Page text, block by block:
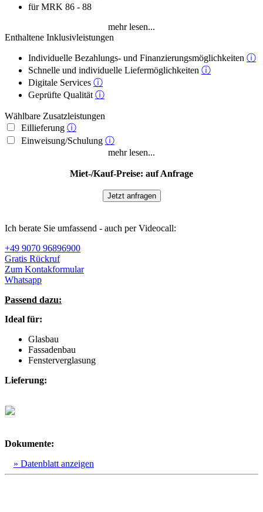
für MRK 86 - 88
mehr lesen...
Enthaltene Inklusivleistungen
Individuelle Bezahlungs- und Finanzierungsmöglichkeiten ⓘ
Schnelle und individuelle Liefermöglichkeiten ⓘ
Digitale Services ⓘ
Geprüfte Qualität ⓘ
Wählbare Zusatzleistungen
Eillieferung ⓘ
Einweisung/Schulung ⓘ
mehr lesen...
Miet-/Kauf-Preise: auf Anfrage
Jetzt anfragen
Ich berate Sie umfassend - auch per Videocall:
+49 9070 96896900
Gratis Rückruf
Zum Kontakformular
Whatsapp
Passend dazu:
Ideal für:
Glasbau
Fassadenbau
Fensterverglasung
Lieferung:
Dokumente:
» Datenblatt anzeigen